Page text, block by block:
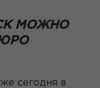
МОЖНО
сегодня в